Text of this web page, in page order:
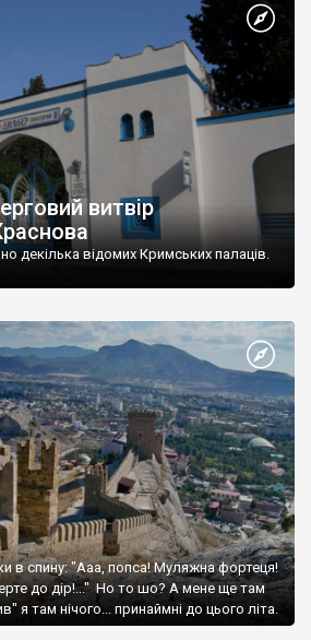
витвір
декілька відомих Кримських палаців.
в спину: "Ааа, попса! Муляжна фортеця!
до дір!..." Но то шо? А мене ще там
я там нічого... принаймні до цього літа.